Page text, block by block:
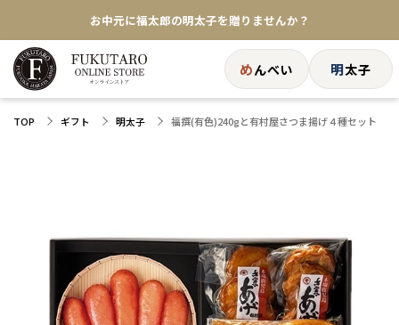
お中元に福太郎の明太子を贈りませんか？
★めんべい25周年記念商品が登場★
【色々な味を試したい方へ】ポストイン！めんべい
めんべい 明太子
TOP ギフト 明太子 福撰(有色)240gと有村屋さつま揚げ４種セット